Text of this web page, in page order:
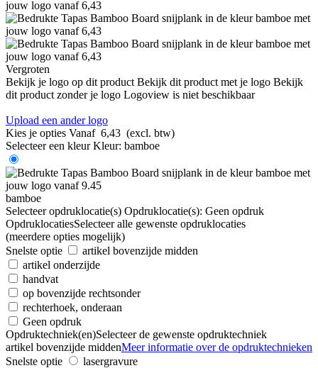
Vergroten
Bekijk je logo op dit product Bekijk dit product met je logo Bekijk
dit product zonder je logo Logoview is niet beschikbaar
Upload een ander logo
Kies je opties Vanaf 6,43 (excl. btw)
Selecteer een kleur Kleur: bamboe
bamboe
Selecteer opdruklocatie(s) Opdruklocatie(s): Geen opdruk
OpdruklocatiesSelecteer alle gewenste opdruklocaties
(meerdere opties mogelijk)
Snelste optie
artikel bovenzijde midden
artikel onderzijde
handvat
op bovenzijde rechtsonder
rechterhoek, onderaan
Geen opdruk
Opdruktechniek(en)Selecteer de gewenste opdruktechniek
artikel bovenzijde middenMeer informatie over de opdruktechnieken
Snelste optie
lasergravure